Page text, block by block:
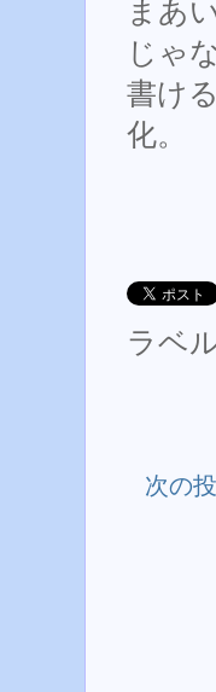
まあ
じゃ
書け
化。
ラベ
次の